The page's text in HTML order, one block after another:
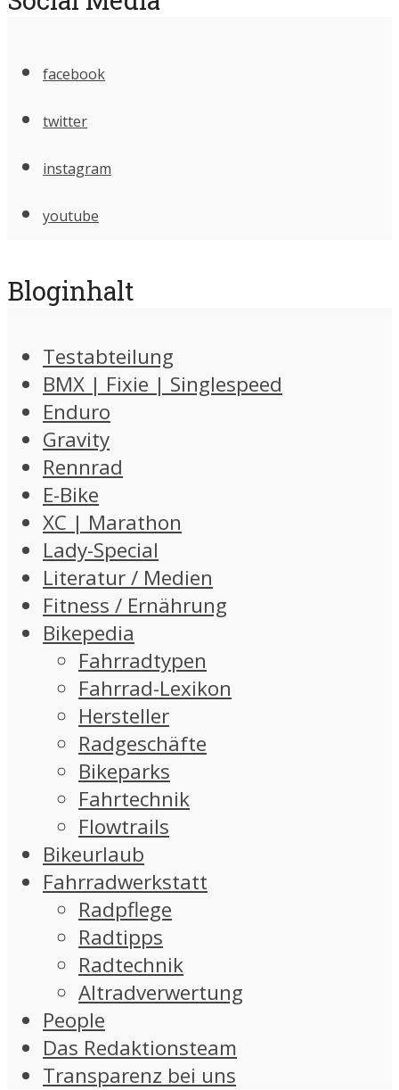
facebook
twitter
instagram
youtube
Bloginhalt
Testabteilung
BMX | Fixie | Singlespeed
Enduro
Gravity
Rennrad
E-Bike
XC | Marathon
Lady-Special
Literatur / Medien
Fitness / Ernährung
Bikepedia
Fahrradtypen
Fahrrad-Lexikon
Hersteller
Radgeschäfte
Bikeparks
Fahrtechnik
Flowtrails
Bikeurlaub
Fahrradwerkstatt
Radpflege
Radtipps
Radtechnik
Altradverwertung
People
Das Redaktionsteam
Transparenz bei uns